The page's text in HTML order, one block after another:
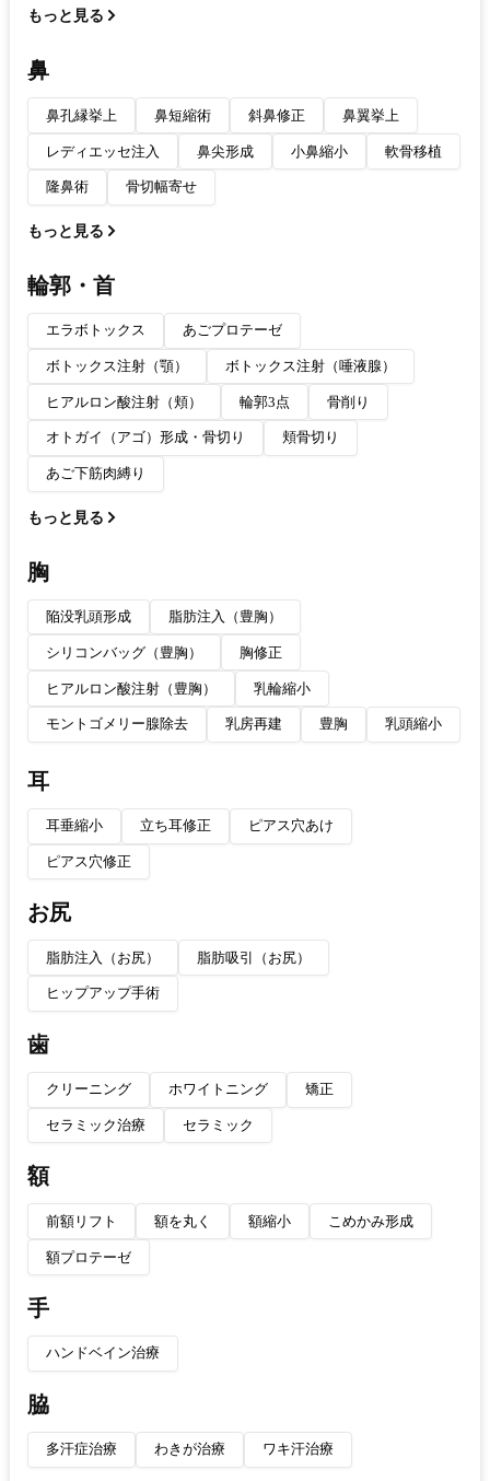
もっと見る
鼻
鼻孔縁挙上 鼻短縮術 斜鼻修正 鼻翼挙上
レディエッセ注入 鼻尖形成 小鼻縮小 軟骨移植
隆鼻術 骨切幅寄せ
もっと見る
輪郭・首
エラボトックス あごプロテーゼ
ボトックス注射（顎） ボトックス注射（唾液腺）
ヒアルロン酸注射（頬） 輪郭3点 骨削り
オトガイ（アゴ）形成・骨切り 頬骨切り
あご下筋肉縛り
もっと見る
胸
陥没乳頭形成 脂肪注入（豊胸）
シリコンバッグ（豊胸） 胸修正
ヒアルロン酸注射（豊胸） 乳輪縮小
モントゴメリー腺除去 乳房再建 豊胸 乳頭縮小
耳
耳垂縮小 立ち耳修正 ピアス穴あけ
ピアス穴修正
お尻
脂肪注入（お尻） 脂肪吸引（お尻）
ヒップアップ手術
歯
クリーニング ホワイトニング 矯正
セラミック治療 セラミック
額
前額リフト 額を丸く 額縮小 こめかみ形成
額プロテーゼ
手
ハンドベイン治療
脇
多汗症治療 わきが治療 ワキ汗治療